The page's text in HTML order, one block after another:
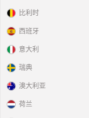
比利时
西班牙
意大利
瑞典
澳大利亚
荷兰